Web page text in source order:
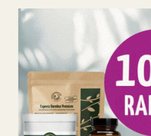
Unser Shop läuft auf 100
Shop
Kontakt